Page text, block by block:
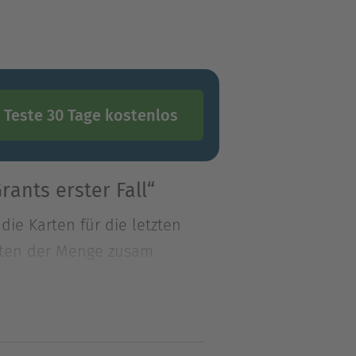
Teste 30 Tage kostenlos
erster Fall“
die Karten für die letzten
der Menge zusam
der Menge zusammen,